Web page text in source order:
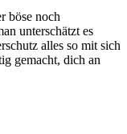
böse noch
unterschätzt es
alles so mit sich
gemacht, dich an